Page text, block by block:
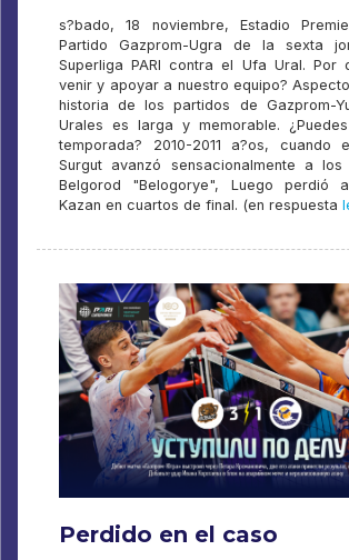
s?bado, 18 noviembre, Estadio
Partido Gazprom-Ugra de la sexta
Superliga PARI contra el Ufa Ural. Por
venir y apoyar a nuestro equipo?
historia de los partidos de Gazprom-
Urales es larga y memorable.
temporada? 2010-2011 a?os, cuando
Surgut avanzó sensacionalmente a
Belgorod "Belogorye", Luego perdió
Kazan en cuartos de final. (en respuesta
Perdido en el caso